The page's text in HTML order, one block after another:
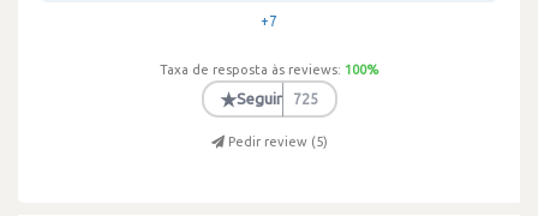
+7
Taxa de resposta às reviews: 100%
★Seguir 725
Pedir review (5)